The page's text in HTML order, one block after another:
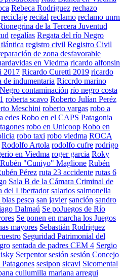
Rebeca Rodriguez rechazo
reciclaje recital reclamo reclamo unrn
de la Tercera Juventud
regalías Regata del río Negro
registro civil Registro Civil
de zona desfavorable
en Viedma ricardo alfonsin
2017 Ricardo Curetti 2019 ricardo
de indumentaria Riccrdo marino
contaminación río negro costa
roberta scavo Roberto Julían Peréz
Meschini roberto vargas robo a
edes Robo en el CAPS Patagonia
robo en Unicoop Robo en
robo taxi robo viedma ROCA
Rodolfo Artola rodolfo cufre rodrigo
en Viedma roger garcia Roky
Rubén "Cuniyo" Maglione Rubén
Pérez ruta 23 accidente rutas 6
Sala B de la Cámara Criminal de
del Libertador salarios salmonella
blas pesca san javier sanción sandro
Dalmaú Se poJuegos de Río
Se ponen en marcha los Juegos
mayores Sebastián Rodriguez
Seguridad Patrimonial del
sentada de padres CEM 4 Sergio
Serpentor sesión sesión Concejo
sesipon sicavi Sicomental
cullumilla mariana arregui